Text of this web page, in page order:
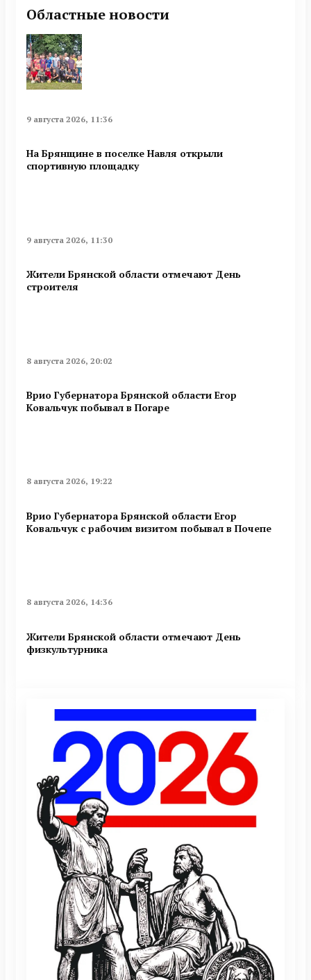
Областные новости
9 августа 2026, 11:36
На Брянщине в поселке Навля открыли
спортивную площадку
9 августа 2026, 11:30
Жители Брянской области отмечают День
строителя
8 августа 2026, 20:02
Врио Губернатора Брянской области Егор
Ковальчук побывал в Погаре
8 августа 2026, 19:22
Врио Губернатора Брянской области Егор
Ковальчук с рабочим визитом побывал в Почепе
8 августа 2026, 14:36
Жители Брянской области отмечают День
физкультурника